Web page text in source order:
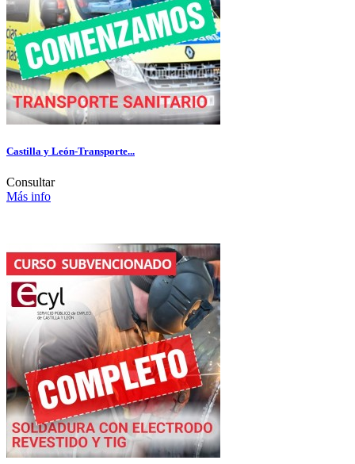
Castilla y León-Transporte...
Consultar
Más info